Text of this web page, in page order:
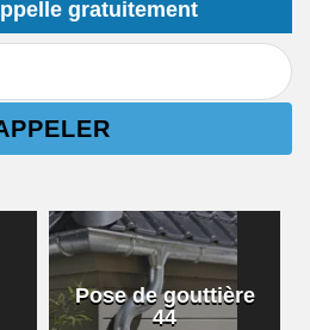
gratuitement
Pose de gouttière
44